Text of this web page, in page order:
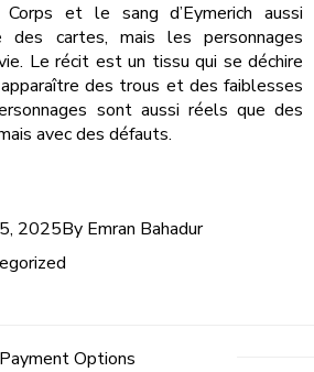
et le sang d’Eymerich aussi
des cartes, mais les personnages
Le récit est un tissu qui se déchire
des trous et des faiblesses
sont aussi réels que des
avec des défauts.
2025By Emran Bahadur
Payment Options